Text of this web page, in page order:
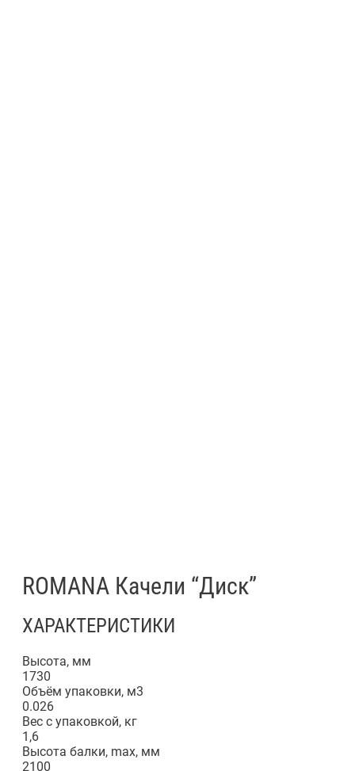
ROMANA Качели “Диск”
ХАРАКТЕРИСТИКИ
Высота, мм
1730
Объём упаковки, м3
0.026
Вес с упаковкой, кг
1,6
Высота балки, max, мм
2100